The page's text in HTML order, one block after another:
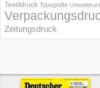
Textildruck Typografie
Zeitungsdruck